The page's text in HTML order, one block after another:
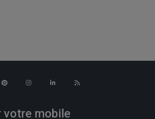
votre mobile